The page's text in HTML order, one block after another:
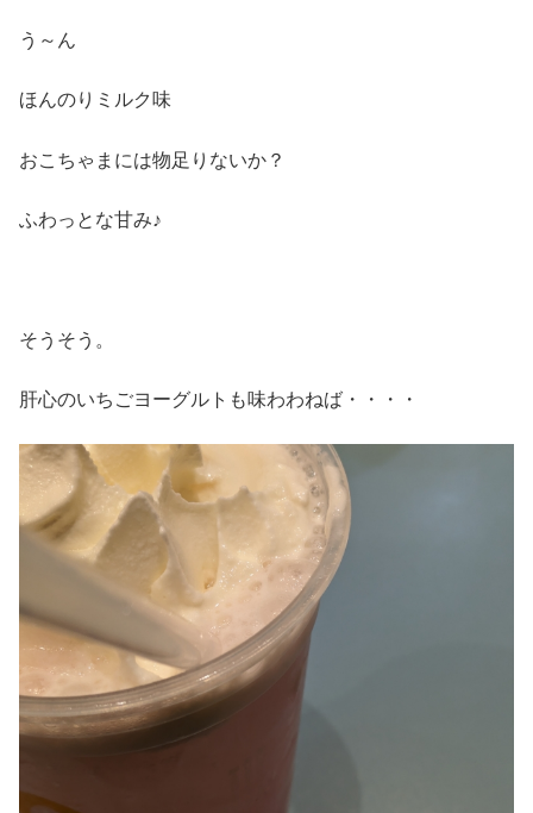
う～ん
ほんのりミルク味
おこちゃまには物足りないか？
ふわっとな甘み♪
そうそう。
肝心のいちごヨーグルトも味わわねば・・・・